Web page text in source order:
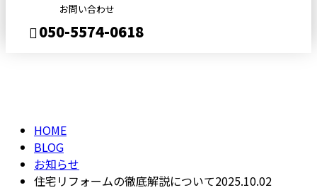
お問い合わせ
050-5574-0618
HOME
BLOG
お知らせ
住宅リフォームの徹底解説について2025.10.02